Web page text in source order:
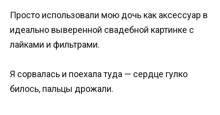
Просто использовали мою дочь как аксессуар в
идеально выверенной свадебной картинке с
лайками и фильтрами.
Я сорвалась и поехала туда — сердце гулко
билось, пальцы дрожали.